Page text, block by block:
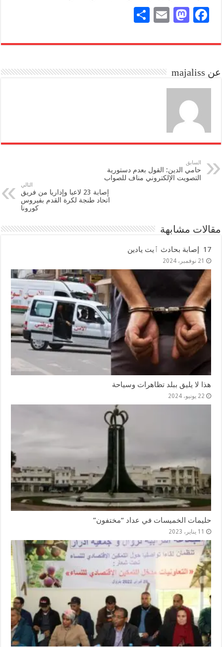
Fa
bo
M
to
n
E
ail
re
عن majaliss
السابق
حامي الدين: القول بعدم دستورية
التصويت الإلكتروني مناف للصواب
التالي
إصابة 23 لاعبا وإداريا من فريق
اتحاد طنجة لكرة القدم بفيروس
كورونا
مقالات مشابهة
17 إصابة بحادث ٱيت يادين
21 نوفمبر، 2024
هذا لا يليق ببلد تظاهرات وسياحة
22 يونيو، 2024
حليمات الخميسات في عداد “مختفون”
11 يناير، 2023